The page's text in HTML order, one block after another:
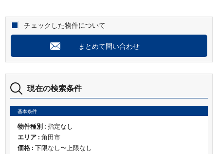
現在の検索条件
基本条件
物件種別 : 指定なし
エリア : 角田市
価格 : 下限なし〜上限なし
チェックした物件について
まとめて問い合わせ